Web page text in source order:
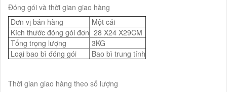
Đóng gói và thời gian giao hàng
Đơn vị bán hàng
Một cái
Kích thước đóng gói đơn 28 X24 X29CM
Tổng trọng lượng
3KG
Loại bao bì đóng gói
Bao bì trung tính
Thời gian giao hàng theo số lượng